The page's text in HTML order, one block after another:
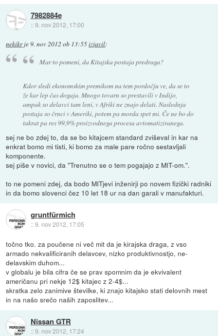
7982884e
::9. nov 2012, 17:00
nekikrje9. nov 2012 ob 13:55izjavil:
Mar to pomeni, da Kitajska postaja predraga?
Kdor sledi ekonomskim premikom na tem pordočju ve, da se to
že kar lep čas dogaja. Mnogo tovarn so prestavili v Indijo,
ampak so delavci tam leni, v Afriki ne znajo delati. Naslednja
postaja so črnci v Ameriki, potem pa morda spet mi. Če ne bo do
takrat pa res 99,9% proizvodnega procesa avtomatiziranega.
sej ne bo zdej to, da se bo kitajcem standard zviševal in kar na
enkrat bomo mi tisti, ki bomo za male pare ročno sestavljali
komponente.
sej piše v novici, da "Trenutno se o tem pogajajo z MIT-om.".
to ne pomeni zdej, da bodo MITjevi inženirji po novem fizički radniki
in da bomo slovenci čez 10 let 18 ur na dan garali v manufakturi.
gruntfürmich
::9. nov 2012, 17:05
točno tko. za poučene ni več mit da je kirajska draga, z vso
armado nekvalificiranih delavcev, nizko produktivnostjo, ne-
delavskim duhom...
v globalu je bila cifra če se prav spomnim da je ekvivalent
američanu pri nekje 12$ kitajec z 2-4$...
skratka zelo zanimive številke, ki znajo kitajsko stati delovnih mest
in na našo srečo naših zaposlitev...
Nissan GTR
::9. nov 2012, 17:24